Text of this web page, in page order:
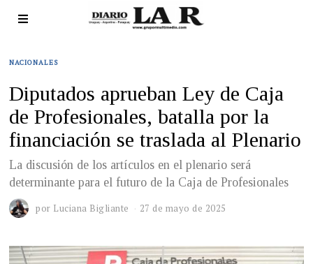
NACIONALES
Diputados aprueban Ley de Caja
de Profesionales, batalla por la
financiación se traslada al Plenario
La discusión de los artículos en el plenario será
determinante para el futuro de la Caja de Profesionales
por Luciana Bigliante 27 de mayo de 2025